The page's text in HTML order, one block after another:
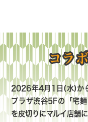
2026年4月1日(水)か
プラザ渋谷5Fの「宅
を皮切りにマルイ店舗